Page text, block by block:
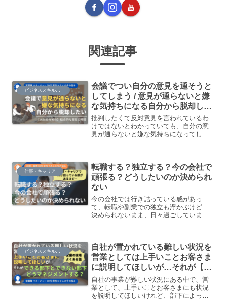
関連記事
会議でつい自分の意見を通そうと
してしまう / 意見が通らないと嫌
な気持ちになる自分から脱却した
い
批判したくて反対意見を言われているわ
けではないとわかっていても、自分の意
見が通らないと嫌な気持ちになってしま
仕事・キャリア
転職する？独立する？今の会社で
頑張る？どうしたいのか決められ
ない
今の会社では行き詰っている感があっ
て、転職や副業での独立も浮かぶけど…
決められないまま、日々過ごしていま
ビジネススキル・知識
自社が置かれている難しい状況を
営業としては上手いことお客さま
に説明してほしいが…それが【で
きる部下】と【できない部下】ど
うマネジメントする？
自社の事業が難しい状況にある中で、営
業として、上手いことお客さまにも状況
を説明してほしいけれど、部下によって